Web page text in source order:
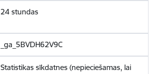
24 stundas
_ga_5BVDH62V9C
Statistikas sīkdatnes (nepieciešamas, lai